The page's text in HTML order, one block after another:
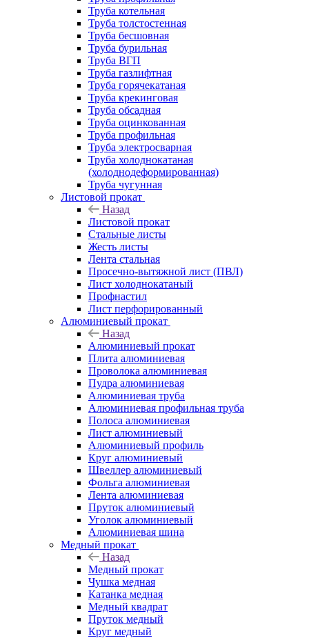
Труба котельная
Труба толстостенная
Труба бесшовная
Труба бурильная
Труба ВГП
Труба газлифтная
Труба горячекатаная
Труба крекинговая
Труба обсадная
Труба оцинкованная
Труба профильная
Труба электросварная
Труба холоднокатаная
(холоднодеформированная)
Труба чугунная
Листовой прокат
Назад
Листовой прокат
Стальные листы
Жесть листы
Лента стальная
Просечно-вытяжной лист (ПВЛ)
Лист холоднокатаный
Профнастил
Лист перфорированный
Алюминиевый прокат
Назад
Алюминиевый прокат
Плита алюминиевая
Проволока алюминиевая
Пудра алюминиевая
Алюминиевая труба
Алюминиевая профильная труба
Полоса алюминиевая
Лист алюминиевый
Алюминиевый профиль
Круг алюминиевый
Швеллер алюминиевый
Фольга алюминиевая
Лента алюминиевая
Пруток алюминиевый
Уголок алюминиевый
Алюминиевая шина
Медный прокат
Назад
Медный прокат
Чушка медная
Катанка медная
Медный квадрат
Пруток медный
Круг медный